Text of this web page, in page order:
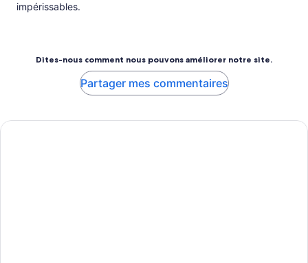
impérissables.
Dites-nous comment nous pouvons améliorer notre site.
Partager mes commentaires